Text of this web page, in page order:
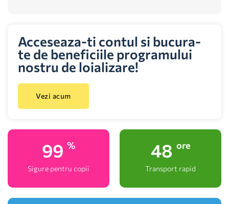
Acceseaza-ti contul si bucura-
te de beneficiile programului
nostru de loializare!
Vezi acum
100 %
Sigure pentru copii
48 ore
Transport rapid